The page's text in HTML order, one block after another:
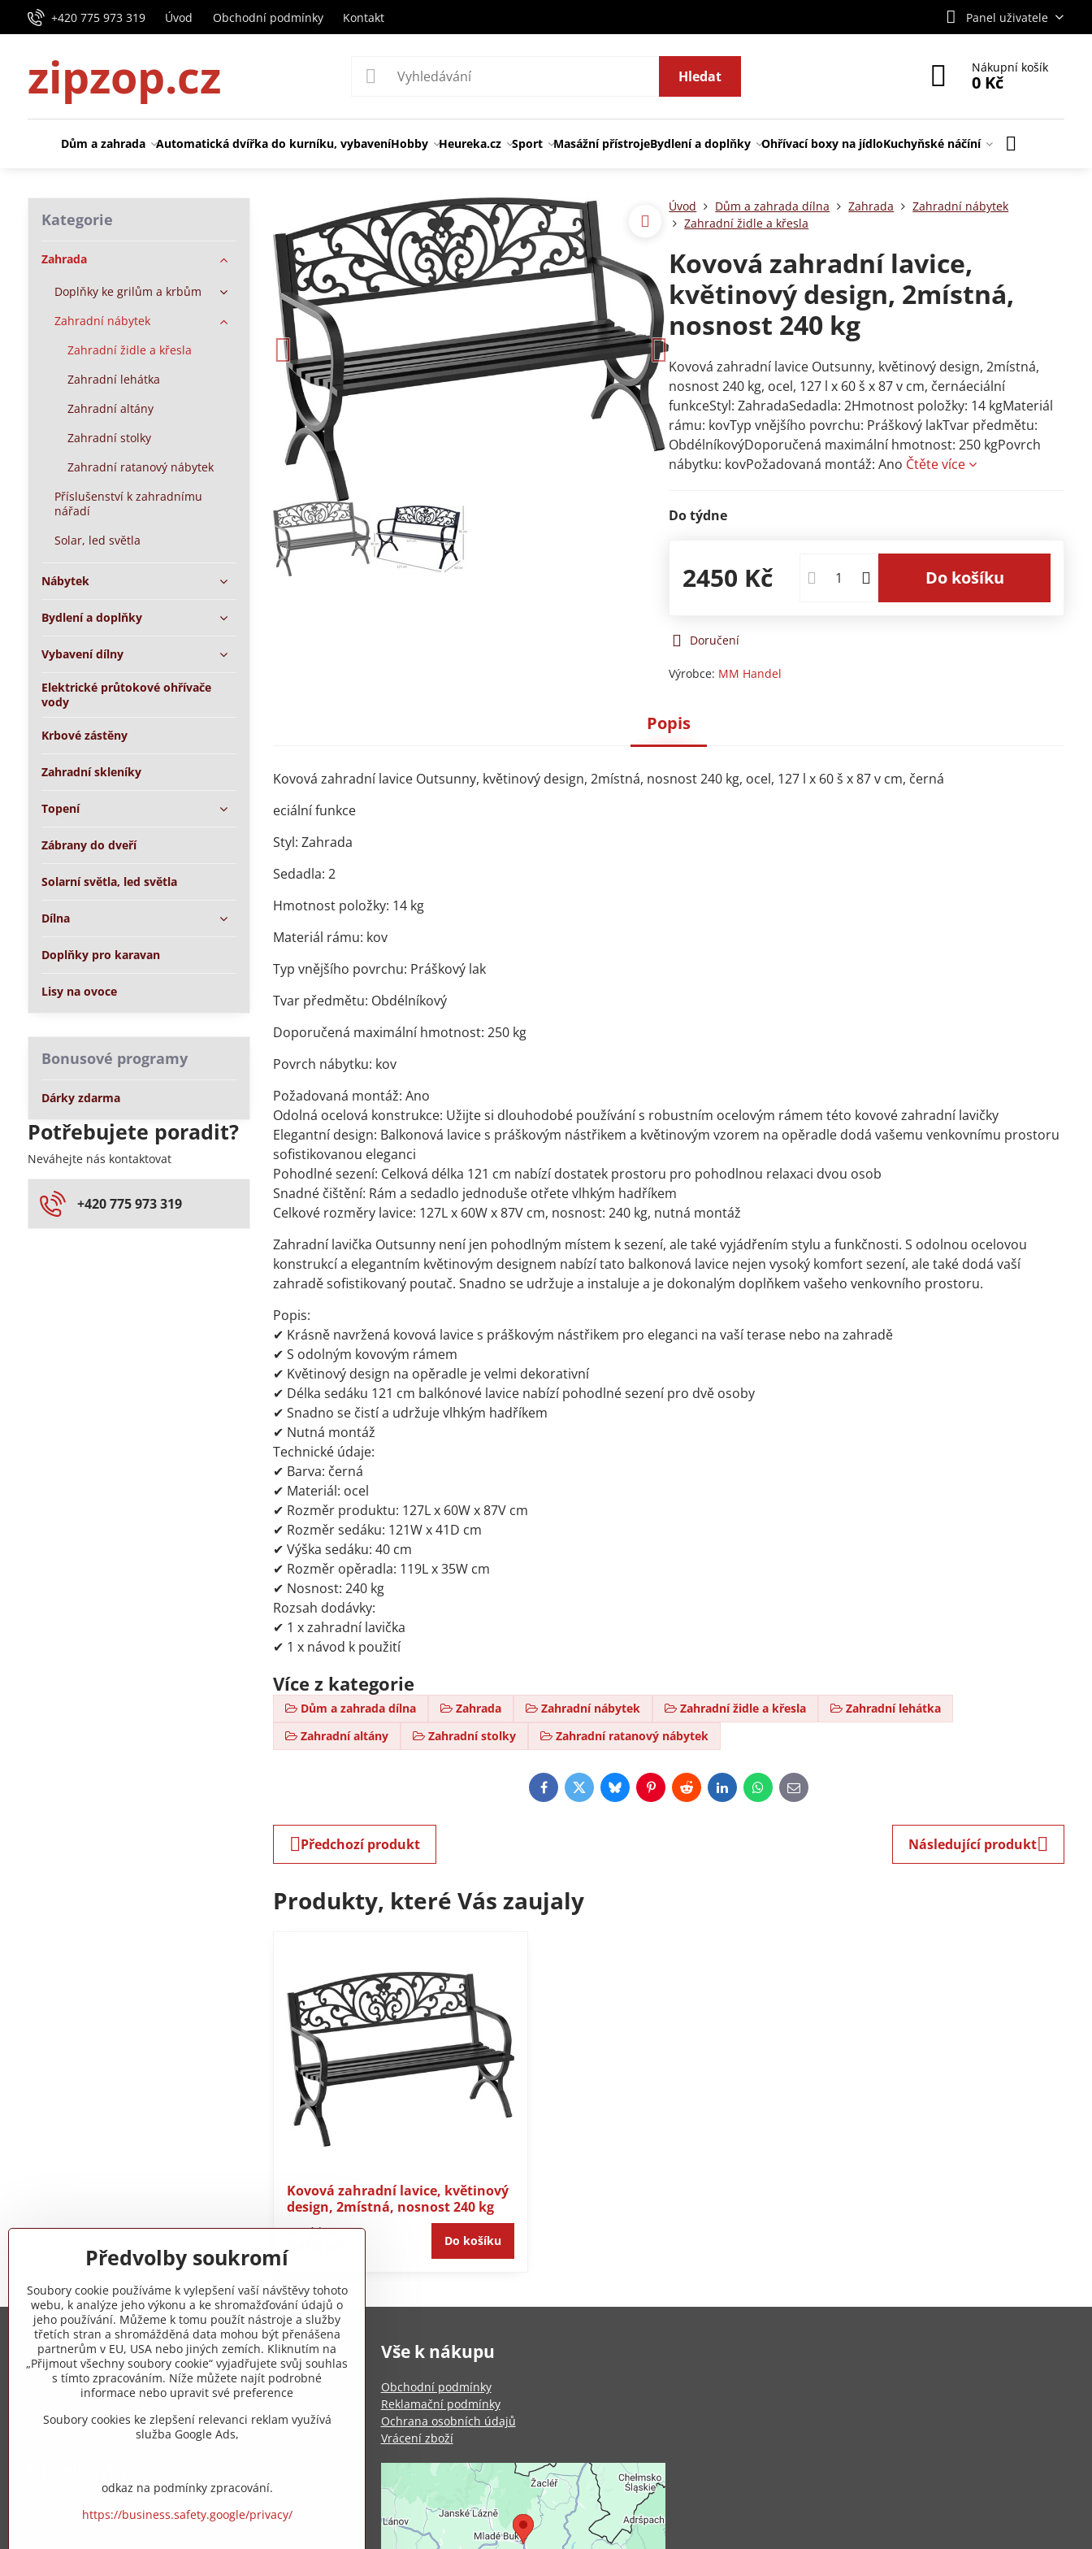
+420 775 973 319 Úvod Obchodní podmínky Kontakt Panel uživatele
zipzop.cz Hledat
Nákupní košík
0 Kč
Dům a zahrada Automatická dvířka do kurníku, vybaveníHobby Heureka.cz Sport Masážní přístrojeBydlení a doplňky Ohřívací boxy na jídloKuchyňské náčíní
Úvod Dům a zahrada dílna Zahrada
Zahradní nábytek
Zahradní židle a křesla
Kovová zahradní lavice,
květinový design, 2místná,
nosnost 240 kg
Kovová zahradní lavice Outsunny, květinový design, 2místná,
nosnost 240 kg, ocel, 127 l x 60 š x 87 v cm, černáeciální
funkceStyl: ZahradaSedadla: 2Hmotnost položky: 14 kgMateriál
rámu: kovTyp vnějšího povrchu: Práškový lakTvar předmětu:
ObdélníkovýDoporučená maximální hmotnost: 250 kgPovrch
nábytku: kovPožadovaná montáž: Ano Čtěte více
Do týdne
2450 Kč Do košíku
Doručení
Výrobce: MM Handel
Popis
Kovová zahradní lavice Outsunny, květinový design, 2místná, nosnost 240 kg, ocel, 127 l x 60 š x 87 v cm, černá
eciální funkce
Styl: Zahrada
Sedadla: 2
Hmotnost položky: 14 kg
Materiál rámu: kov
Typ vnějšího povrchu: Práškový lak
Tvar předmětu: Obdélníkový
Doporučená maximální hmotnost: 250 kg
Povrch nábytku: kov
Požadovaná montáž: Ano
Odolná ocelová konstrukce: Užijte si dlouhodobé používání s robustním ocelovým rámem této kovové zahradní lavičky
Elegantní design: Balkonová lavice s práškovým nástřikem a květinovým vzorem na opěradle dodá vašemu venkovnímu prostoru
sofistikovanou eleganci
Pohodlné sezení: Celková délka 121 cm nabízí dostatek prostoru pro pohodlnou relaxaci dvou osob
Snadné čištění: Rám a sedadlo jednoduše otřete vlhkým hadříkem
Celkové rozměry lavice: 127L x 60W x 87V cm, nosnost: 240 kg, nutná montáž
Zahradní lavička Outsunny není jen pohodlným místem k sezení, ale také vyjádřením stylu a funkčnosti. S odolnou ocelovou
konstrukcí a elegantním květinovým designem nabízí tato balkonová lavice nejen vysoký komfort sezení, ale také dodá vaší
zahradě sofistikovaný poutač. Snadno se udržuje a instaluje a je dokonalým doplňkem vašeho venkovního prostoru.
Popis:
✔ Krásně navržená kovová lavice s práškovým nástřikem pro eleganci na vaší terase nebo na zahradě
✔ S odolným kovovým rámem
✔ Květinový design na opěradle je velmi dekorativní
✔ Délka sedáku 121 cm balkónové lavice nabízí pohodlné sezení pro dvě osoby
✔ Snadno se čistí a udržuje vlhkým hadříkem
✔ Nutná montáž
Technické údaje:
✔ Barva: černá
✔ Materiál: ocel
✔ Rozměr produktu: 127L x 60W x 87V cm
✔ Rozměr sedáku: 121W x 41D cm
✔ Výška sedáku: 40 cm
✔ Rozměr opěradla: 119L x 35W cm
✔ Nosnost: 240 kg
Rozsah dodávky:
✔ 1 x zahradní lavička
✔ 1 x návod k použití
Více z kategorie
Dům a zahrada dílna Zahrada Zahradní nábytek Zahradní židle a křesla
Zahradní lehátka
Zahradní altány
Zahradní stolky Zahradní ratanový nábytek
FacebookTwitterBlueskyPinterestRedditLinkedInWhatsApp
E-
mail
Předchozí produkt Následující produkt
Produkty, které Vás zaujaly
Kovová zahradní lavice, květinový
design, 2místná, nosnost 240 kg
Do týdne
2450 Kč Do košíku
Kategorie
Zahrada
Doplňky ke grilům a krbům
Zahradní nábytek
Zahradní židle a křesla
Zahradní lehátka
Zahradní altány
Zahradní stolky
Zahradní ratanový nábytek
Příslušenství k zahradnímu
nářadí
Solar, led světla
Nábytek
Bydlení a doplňky
Vybavení dílny
Elektrické průtokové ohřívače
vody
Krbové zástěny
Zahradní skleníky
Topení
Zábrany do dveří
Solarní světla, led světla
Dílna
Doplňky pro karavan
Lisy na ovoce
Bonusové programy
Dárky zdarma
Potřebujete poradit?
Neváhejte nás kontaktovat
+420 775 973 319
Trovita s.r.o.
+420 775 973 319
info​@zipzop​.cz
Vše k nákupu
Obchodní podmínky
Reklamační podmínky
Ochrana osobních údajů
Vrácení zboží
Předvolby soukromí
Soubory cookie používáme k vylepšení vaší návštěvy tohoto
webu, k analýze jeho výkonu a ke shromažďování údajů o
jeho používání. Můžeme k tomu použít nástroje a služby
třetích stran a shromážděná data mohou být přenášena
partnerům v EU, USA nebo jiných zemích. Kliknutím na
„Přijmout všechny soubory cookie“ vyjadřujete svůj souhlas
s tímto zpracováním. Níže můžete najít podrobné
informace nebo upravit své preference
Soubory cookies ke zlepšení relevanci reklam využívá
služba Google Ads,
odkaz na podmínky zpracování.
https://business.safety.google/privacy/